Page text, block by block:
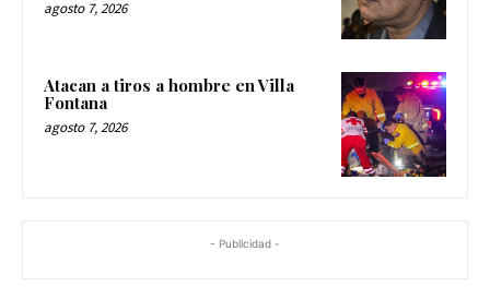
agosto 7, 2026
Atacan a tiros a hombre en Villa
Fontana
agosto 7, 2026
- Publicidad -